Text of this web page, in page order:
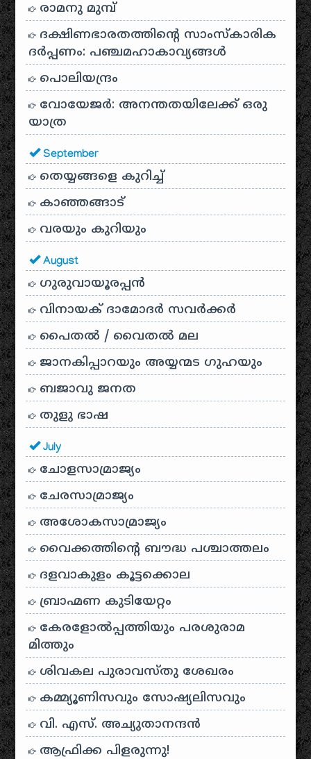
രാമനു മുമ്പ്
ദക്ഷിണഭാരതത്തിൻ്റെ സാംസ്കാരിക
ദർപ്പണം: പഞ്ചമഹാകാവ്യങ്ങൾ
പൊലിയന്ദ്രം
വോയേജർ: അനന്തതയിലേക്ക് ഒരു
യാത്ര
September
തെയ്യങ്ങളെ കുറിച്ച്
കാഞ്ഞങ്ങാട്
വരയും കുറിയും
August
ഗുരുവായൂരപ്പൻ
വിനായക് ദാമോദർ സവർക്കർ
പൈതൽ / വൈതൽ മല
ജാനകിപ്പാറയും അയ്യന്മട ഗുഹയും
ബജാവു ജനത
തുളു ഭാഷ
July
ചോളസാമ്രാജ്യം
ചേരസാമ്രാജ്യം
അശോകസാമ്രാജ്യം
വൈക്കത്തിന്റെ ബൗദ്ധ പശ്ചാത്തലം
ദളവാകുളം കൂട്ടക്കൊല
ബ്രാഹ്മണ കുടിയേറ്റം
കേരളോൽപ്പത്തിയും പരശുരാമ
മിത്തും
ശിവകല പുരാവസ്തു ശേഖരം
കമ്മ്യൂണിസവും സോഷ്യലിസവും
വി. എസ്. അച്യുതാനന്ദൻ
ആഫ്രിക്ക പിളരുന്നു!